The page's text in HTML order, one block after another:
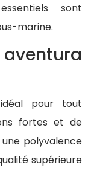
sont
marine.
pour tout
fortes et de
polyvalence
supérieure